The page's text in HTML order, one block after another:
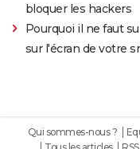
bloquer les hackers
Pourquoi il ne faut
sur l'écran de votre
Qui sommes-nous ?